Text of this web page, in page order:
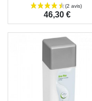
Prix
46,30 €